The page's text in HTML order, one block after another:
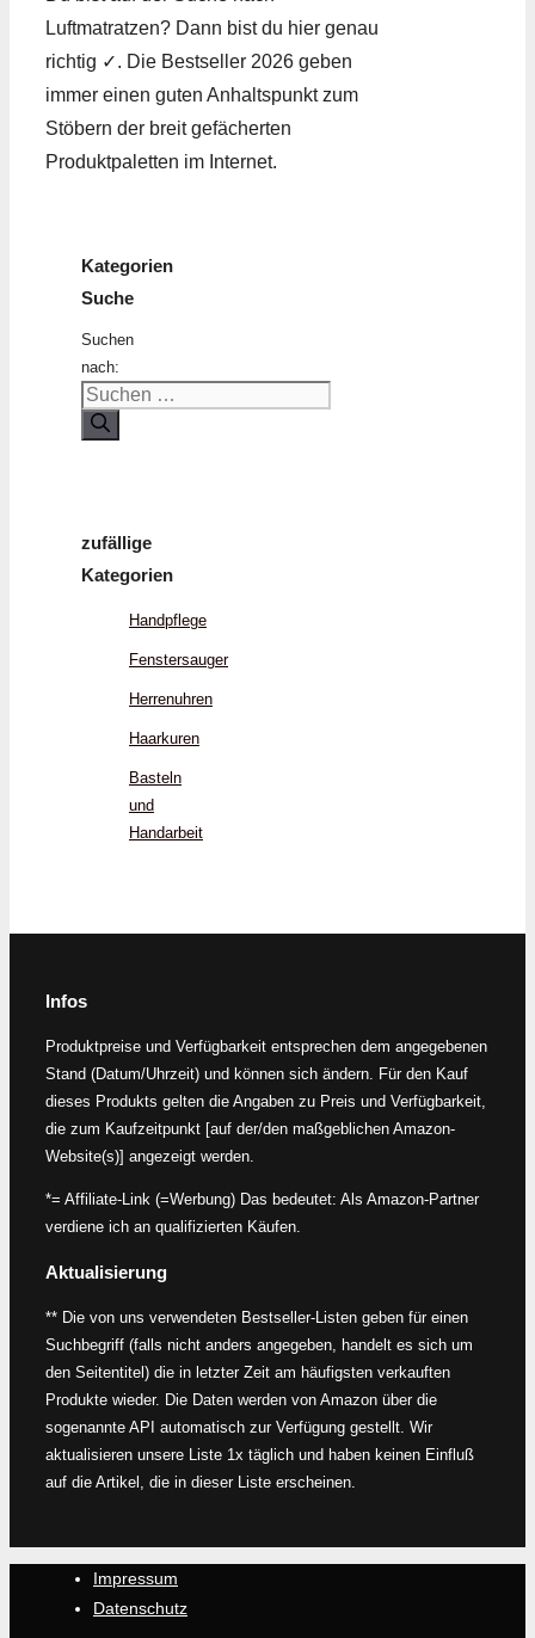
Luftmatratzen? Dann bist du hier genau
richtig ✓. Die Bestseller 2026 geben
immer einen guten Anhaltspunkt zum
Stöbern der breit gefächerten
Produktpaletten im Internet.
Kategorien
Suche
Suchen
nach:
zufällige
Kategorien
Handpflege
Fenstersauger
Herrenuhren
Haarkuren
Basteln
und
Handarbeit
Infos
Produktpreise und Verfügbarkeit entsprechen dem angegebenen
Stand (Datum/Uhrzeit) und können sich ändern. Für den Kauf
dieses Produkts gelten die Angaben zu Preis und Verfügbarkeit,
die zum Kaufzeitpunkt [auf der/den maßgeblichen Amazon-
Website(s)] angezeigt werden.
*= Affiliate-Link (=Werbung) Das bedeutet: Als Amazon-Partner
verdiene ich an qualifizierten Käufen.
Aktualisierung
** Die von uns verwendeten Bestseller-Listen geben für einen
Suchbegriff (falls nicht anders angegeben, handelt es sich um
den Seitentitel) die in letzter Zeit am häufigsten verkauften
Produkte wieder. Die Daten werden von Amazon über die
sogenannte API automatisch zur Verfügung gestellt. Wir
aktualisieren unsere Liste 1x täglich und haben keinen Einfluß
auf die Artikel, die in dieser Liste erscheinen.
Impressum
Datenschutz